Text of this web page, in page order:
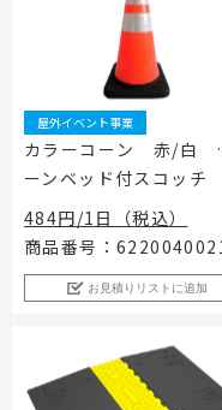
屋外イベント事業
Outdoor event business
屋内イベント事業
Indoor event business
トレーラーハウス事業
Trailer house business
工事用テント・テント
Construction tent / tent
木造モジュール事業
Wooden module business
地面養生事業
Ground curing business
ニュース
News
ブログ
Blog
協賛実績
Sponsorships
レンタルシステム
Guidance
レンタルシステムのご案
Guidance
ご利用規約
Privacy policy
プロセス
Company
個人情報保護方針
Privacy policy
お問合せ
検索する
屋外イベント事業
カラーコーン 赤/白
ーンベッド付スコッチ
484円/1日（税込）
商品番号：
お見積りリストに追加